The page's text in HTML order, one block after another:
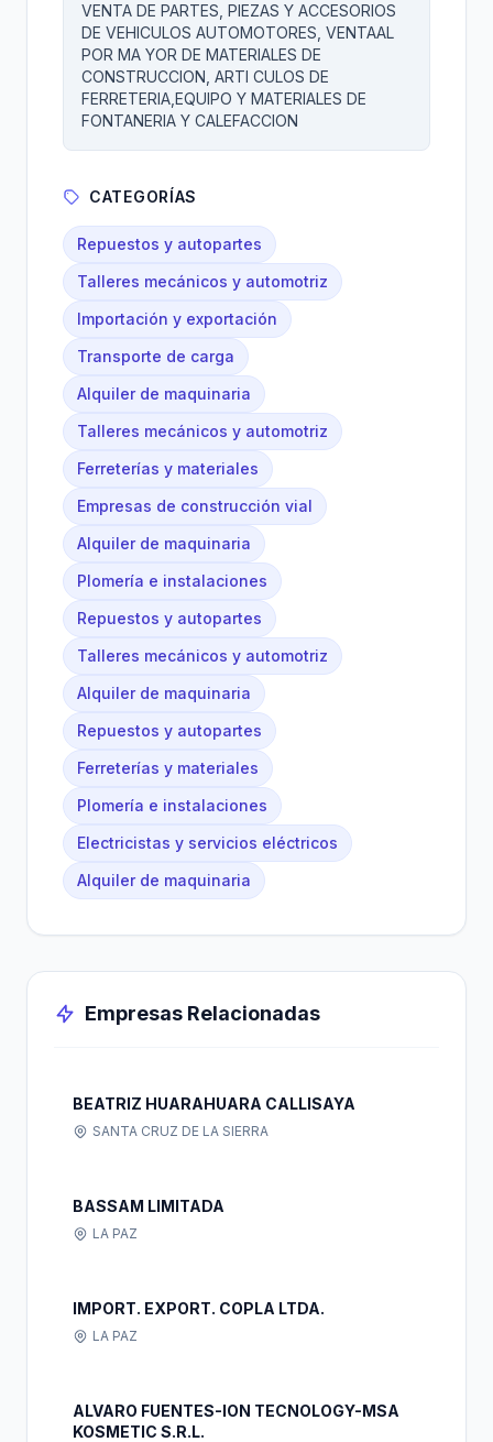
VENTA DE PARTES, PIEZAS Y ACCESORIOS
DE VEHICULOS AUTOMOTORES, VENTAAL
POR MA YOR DE MATERIALES DE
CONSTRUCCION, ARTI CULOS DE
FERRETERIA,EQUIPO Y MATERIALES DE
FONTANERIA Y CALEFACCION
CATEGORÍAS
Repuestos y autopartes
Talleres mecánicos y automotriz
Importación y exportación
Transporte de carga
Alquiler de maquinaria
Talleres mecánicos y automotriz
Ferreterías y materiales
Empresas de construcción vial
Alquiler de maquinaria
Plomería e instalaciones
Repuestos y autopartes
Talleres mecánicos y automotriz
Alquiler de maquinaria
Repuestos y autopartes
Ferreterías y materiales
Plomería e instalaciones
Electricistas y servicios eléctricos
Alquiler de maquinaria
Empresas Relacionadas
BEATRIZ HUARAHUARA CALLISAYA
SANTA CRUZ DE LA SIERRA
BASSAM LIMITADA
LA PAZ
IMPORT. EXPORT. COPLA LTDA.
LA PAZ
ALVARO FUENTES-ION TECNOLOGY-MSA
KOSMETIC S.R.L.